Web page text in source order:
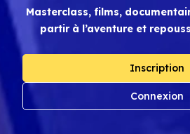
Masterclass, films,
partir à l’aventure et
Inscription
Connexion